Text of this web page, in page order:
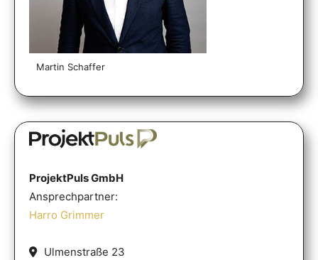
Martin Schaffer
ProjektPuls GmbH
Ansprechpartner:
Harro Grimmer
Ulmenstraße 23